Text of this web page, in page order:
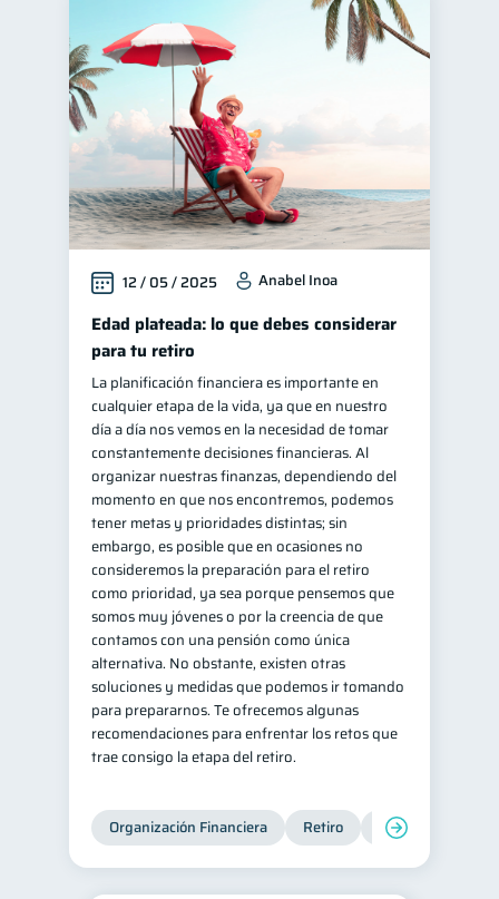
12 / 05 / 2025 Anabel Inoa
Edad plateada: lo que debes considerar
para tu retiro
La planificación financiera es importante en
cualquier etapa de la vida, ya que en nuestro
día a día nos vemos en la necesidad de tomar
constantemente decisiones financieras. Al
organizar nuestras finanzas, dependiendo del
momento en que nos encontremos, podemos
tener metas y prioridades distintas; sin
embargo, es posible que en ocasiones no
consideremos la preparación para el retiro
como prioridad, ya sea porque pensemos que
somos muy jóvenes o por la creencia de que
contamos con una pensión como única
alternativa. No obstante, existen otras
soluciones y medidas que podemos ir tomando
para prepararnos. Te ofrecemos algunas
recomendaciones para enfrentar los retos que
trae consigo la etapa del retiro.
Organización Financiera Retiro Cuenta